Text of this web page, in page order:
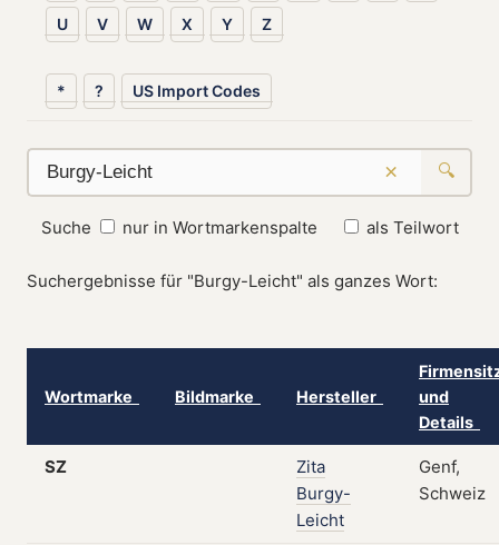
U V W X Y Z
* ? US Import Codes
× 🔍
Suche nur in Wortmarkenspalte als Teilwort
Suchergebnisse für "Burgy-Leicht" als ganzes Wort:
Wortmarke Bildmarke Hersteller
und
Details
SZ
Zita
Burgy-
Leicht
Genf,
Schweiz